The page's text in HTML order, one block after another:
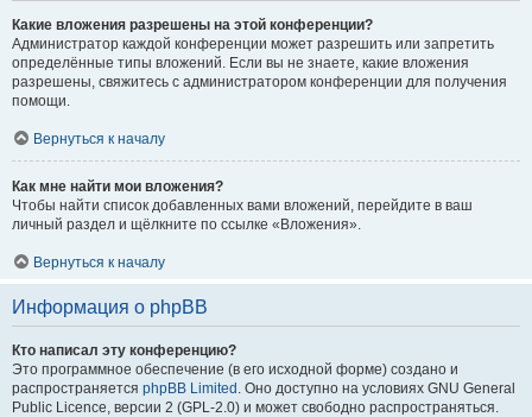
Какие вложения разрешены на этой конференции?
Администратор каждой конференции может разрешить или запретить
определённые типы вложений. Если вы не знаете, какие вложения
разрешены, свяжитесь с администратором конференции для получения
помощи.
Вернуться к началу
Как мне найти мои вложения?
Чтобы найти список добавленных вами вложений, перейдите в ваш
личный раздел и щёлкните по ссылке «Вложения».
Вернуться к началу
Информация о phpBB
Кто написал эту конференцию?
Это программное обеспечение (в его исходной форме) создано и
распространяется phpBB Limited . Оно доступно на условиях GNU General
Public Licence, версии 2 (GPL-2.0) и может свободно распространяться.